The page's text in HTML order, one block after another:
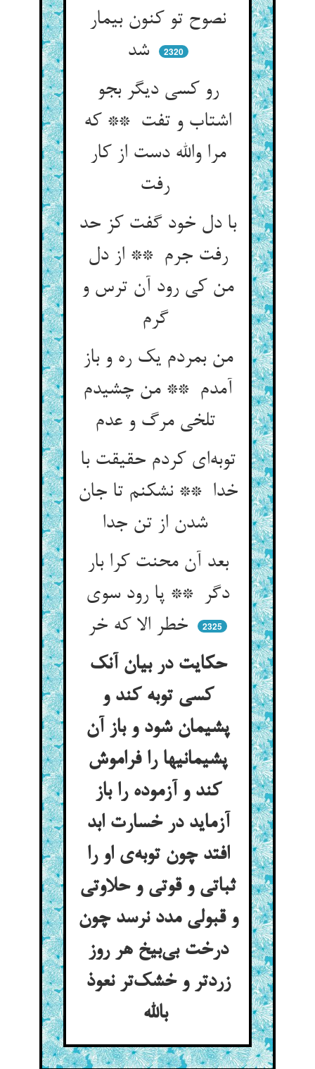
نصوح تو کنون بیمار
شد
2320
رو کسی دیگر بجو
اشتاب و تفت ** که
مرا والله دست از کار
با دل خود گفت کز حد
رفت جرم ** از دل
من کی رود آن ترس و
گرم
من بمردم یک ره و باز
آمدم ** من چشیدم
تلخی مرگ و عدم
توبه‌ای کردم حقیقت با
خدا ** نشکنم تا جان
شدن از تن جدا
بعد آن محنت کرا بار
دگر ** پا رود سوی
2325
حکایت در بیان آنک
کسی توبه کند و
پشیمان شود و باز آن
پشیمانیها را فراموش
کند و آزموده را باز
آزماید در خسارت ابد
افتد چون توبه‌ی او را
ثباتی و قوتی و حلاوتی
و قبولی مدد نرسد چون
درخت بی‌بیخ هر روز
زردتر و خشک‌تر نعوذ
بالله